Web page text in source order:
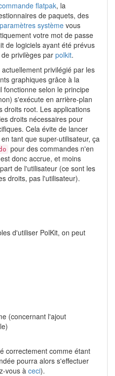
flatpak, la
de paquets, des
paramètres système vous
votre mot de passe
de logiciels ayant été prévus
privilèges par polkit.
privilégié par les
graphiques grâce à la
fonctionne selon le principe
s'exécute en arrière-plan
droits root. Les applications
droits nécessaires pour
Cela évite de lancer
tant que super-utilisateur, ça
pour des commandes n'en
donc accrue, et moins
de l'utilisateur (ce sont les
droits, pas l'utilisateur).
d'utiliser PolKit, on peut
(concernant l'ajout
correctement comme étant
pourra alors s'effectuer
vous à ceci).